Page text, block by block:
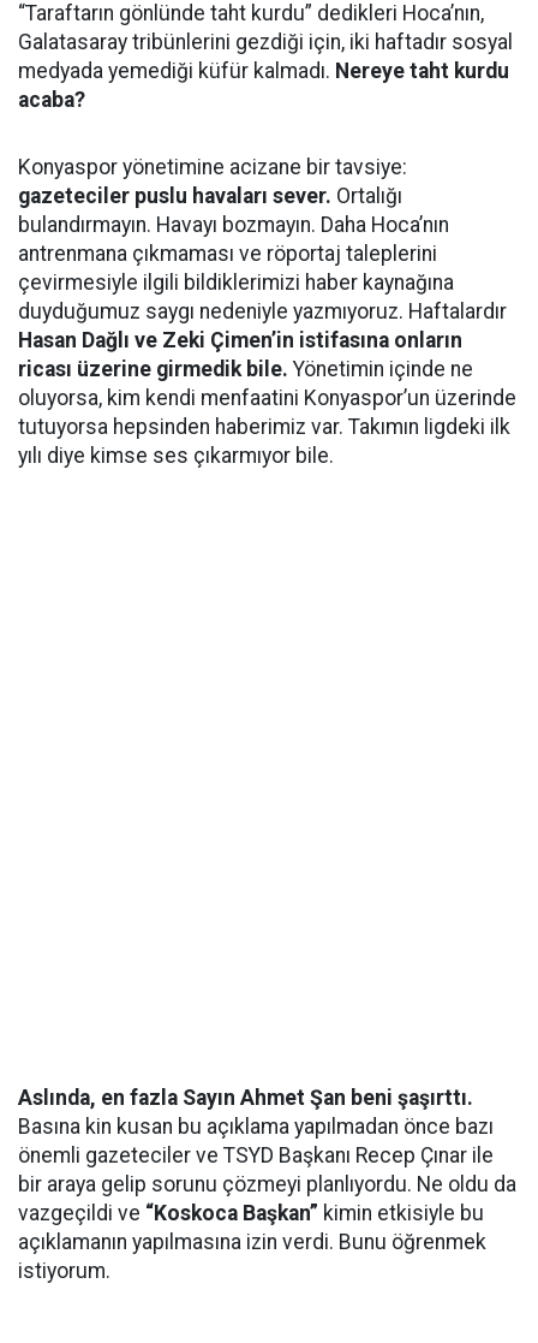
“Taraftarın gönlünde taht kurdu” dedikleri Hoca’nın,
Galatasaray tribünlerini gezdiği için, iki haftadır sosyal
medyada yemediği küfür kalmadı. Nereye taht kurdu
acaba?
Konyaspor yönetimine acizane bir tavsiye:
gazeteciler puslu havaları sever. Ortalığı
bulandırmayın. Havayı bozmayın. Daha Hoca’nın
antrenmana çıkmaması ve röportaj taleplerini
çevirmesiyle ilgili bildiklerimizi haber kaynağına
duyduğumuz saygı nedeniyle yazmıyoruz. Haftalardır
Hasan Dağlı ve Zeki Çimen’in istifasına onların
ricası üzerine girmedik bile. Yönetimin içinde ne
oluyorsa, kim kendi menfaatini Konyaspor’un üzerinde
tutuyorsa hepsinden haberimiz var. Takımın ligdeki ilk
yılı diye kimse ses çıkarmıyor bile.
Asl ında, en fazla Sayın Ahmet Şan beni şaşırttı.
Basına kin kusan bu açıklama yapılmadan önce bazı
önemli gazeteciler ve TSYD Başkanı Recep Çınar ile
bir araya gelip sorunu çözmeyi planlıyordu. Ne oldu da
vazgeçildi ve “Koskoca Başkan” kimin etkisiyle bu
açıklamanın yapılmasına izin verdi. Bunu öğrenmek
istiyorum.